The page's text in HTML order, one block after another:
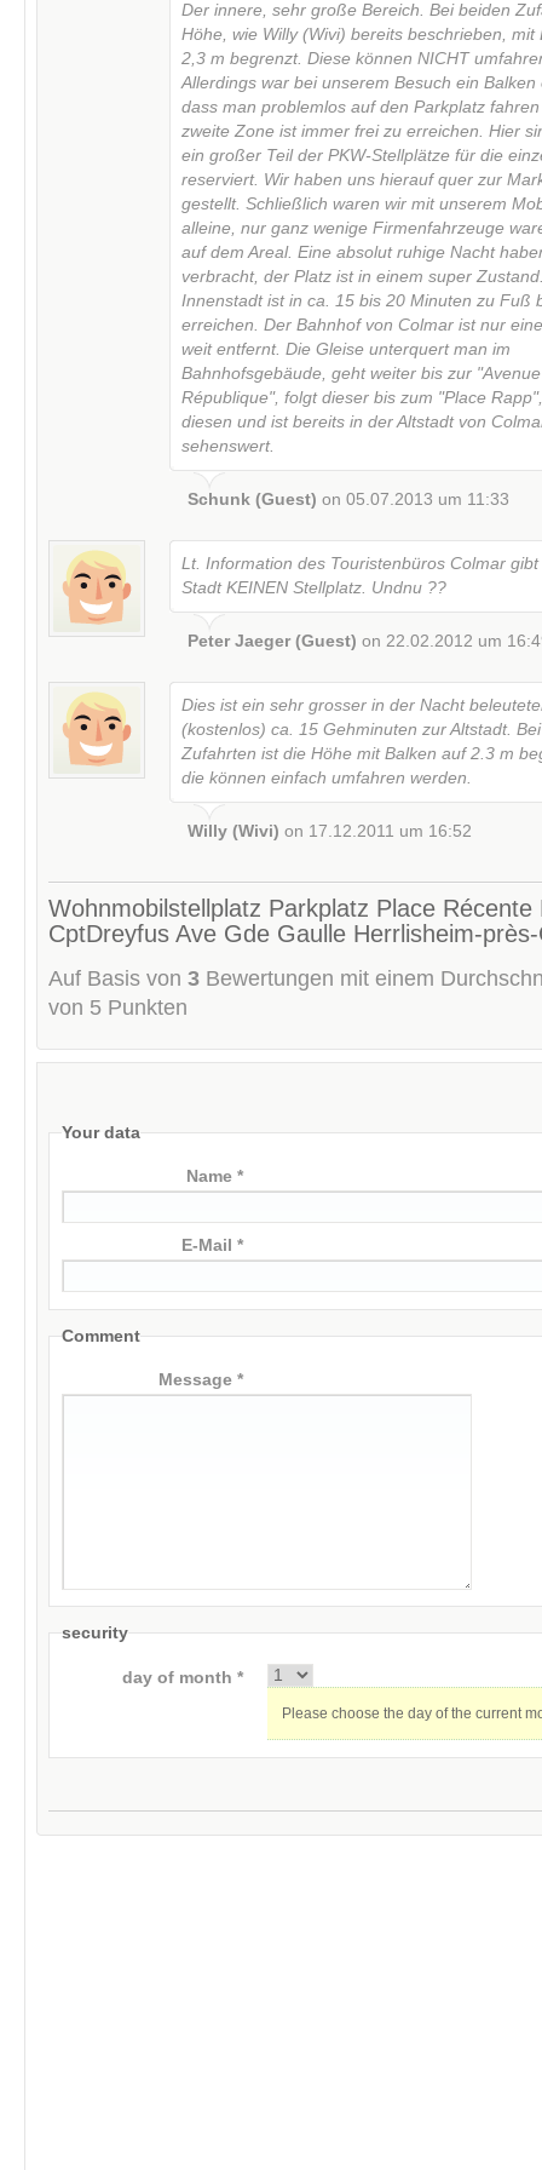
Der innere, sehr große Bereich. Bei beiden
Höhe, wie Willy (Wivi) bereits beschrieben, mit
2,3 m begrenzt. Diese können NICHT
Allerdings war bei unserem Besuch ein Balken
dass man problemlos auf den Parkplatz
zweite Zone ist immer frei zu erreichen. Hier
ein großer Teil der PKW-Stellplätze für die
reserviert. Wir haben uns hierauf quer zur
gestellt. Schließlich waren wir mit unserem
alleine, nur ganz wenige Firmenfahrzeuge
auf dem Areal. Eine absolut ruhige Nacht
verbracht, der Platz ist in einem super
Innenstadt ist in ca. 15 bis 20 Minuten zu Fuß
erreichen. Der Bahnhof von Colmar ist nur
weit entfernt. Die Gleise unterquert man im
Bahnhofsgebäude, geht weiter bis zur
République", folgt dieser bis zum "Place
diesen und ist bereits in der Altstadt von
sehenswert.
Schunk (Guest) on 05.07.2013 um 11:33
Lt. Information des Touristenbüros Colmar
Stadt KEINEN Stellplatz. Undnu ??
Peter Jaeger (Guest) on 22.02.2012 um
Dies ist ein sehr grosser in der Nacht
(kostenlos) ca. 15 Gehminuten zur Altstadt.
Zufahrten ist die Höhe mit Balken auf 2.3 m
die können einfach umfahren werden.
Willy (Wivi) on 17.12.2011 um 16:52
Wohnmobilstellplatz Parkplatz Place Récente
CptDreyfus Ave Gde Gaulle Herrlisheim-
Auf Basis von 3 Bewertungen mit einem
von 5 Punkten
Your data
Name *
E-Mail *
Comment
Message *
security
day of month *
Please choose the day of the current